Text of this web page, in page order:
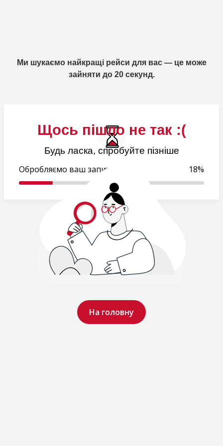
Щось пішло не так :(
Будь ласка, спробуйте пізніше
На головну
Ми шукаємо найкращі рейси для вас — це може
зайняти до 20 секунд.
Обробляємо ваш запит.. 19%